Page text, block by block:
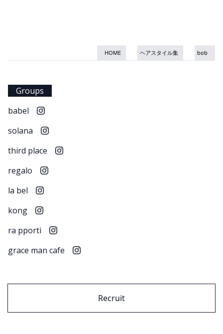
HOME ヘアスタイル集 bob
Groups
babel
solana
third place
regalo
la bel
kong
ra pporti
grace man cafe
Recruit